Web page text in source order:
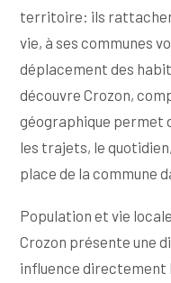
territoire: ils
vie, à ses communes
déplacement des
découvre Crozon,
géographique permet
les trajets, le
place de la commune
Population et vie
Crozon présente une
influence directement